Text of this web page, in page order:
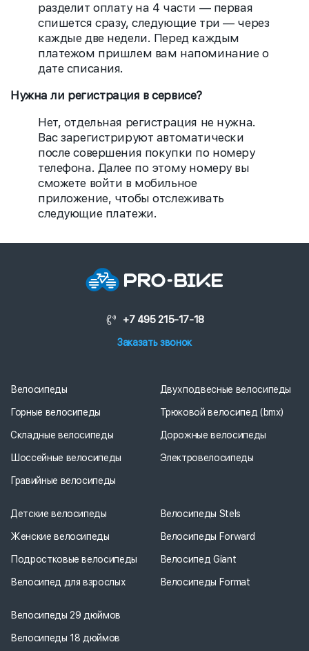
разделит оплату на 4 части — первая
спишется сразу, следующие три — через
каждые две недели. Перед каждым
платежом пришлем вам напоминание о
дате списания.
Нужна ли регистрация в сервисе?
Нет, отдельная регистрация не нужна.
Вас зарегистрируют автоматически
после совершения покупки по номеру
телефона. Далее по этому номеру вы
сможете войти в мобильное
приложение, чтобы отслеживать
следующие платежи.
+7 495 215-17-18
Заказать звонок
Велосипеды
Горные велосипеды
Складные велосипеды
Шоссейные велосипеды
Гравийные велосипеды
Двухподвесные велосипеды
Трюковой велосипед (bmx)
Дорожные велосипеды
Электровелосипеды
Детские велосипеды
Женские велосипеды
Подростковые велосипеды
Велосипед для взрослых
Велосипеды Stels
Велосипеды Forward
Велосипед Giant
Велосипеды Format
Велосипеды 29 дюймов
Велосипеды 18 дюймов